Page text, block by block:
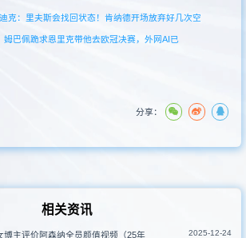
迪克：里夫斯会找回状态！肯纳德开场放弃好几次空
姆巴佩跪求恩里克带他去欧冠决赛，外网AI已
分享：
相关资讯
博主评价阿森纳全员颜值视频（25年 2025-12-24